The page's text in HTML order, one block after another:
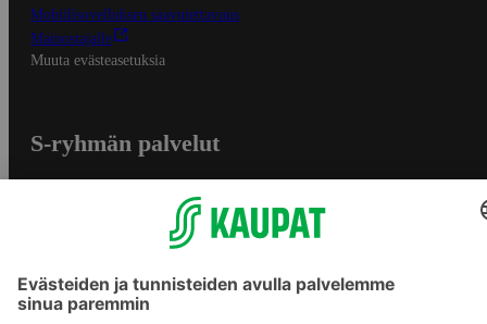
Mobiilisovelluksen saavutettavuus
Mainostajalle
Muuta evästeasetuksia
S-ryhmän palvelut
Yhteishyvä Ruoka -sovellus
S-ostoslista -sovellus
Prisma.fi